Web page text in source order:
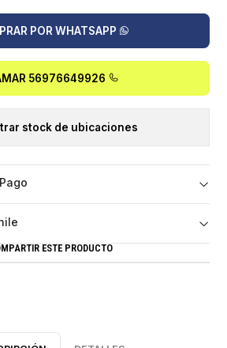
POR WHATSAPP
56976649926
stock de ubicaciones
ESTE PRODUCTO